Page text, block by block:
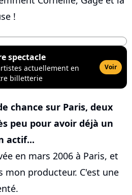
!
spectacle
actuellement en
billetterie
Voir
chance sur Paris, deux
peu pour avoir déjà un
actif...
en mars 2006 à Paris, et
mon producteur. C'est une